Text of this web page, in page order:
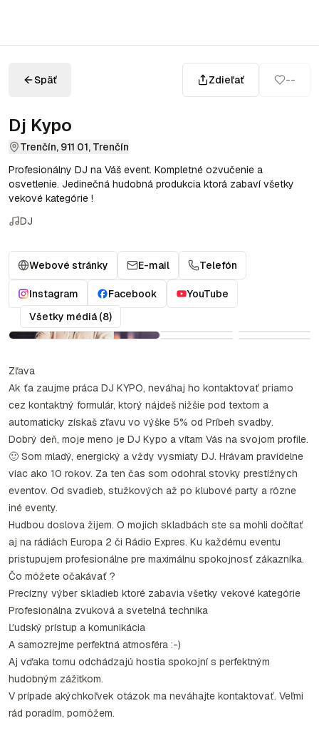
Späť Zdieľať --
Dj Kypo
Trenčín, 911 01, Trenčín
Profesionálny DJ na Váš event. Kompletné ozvučenie a
osvetlenie. Jedinečná hudobná produkcia ktorá zabaví všetky
vekové kategórie !
DJ
Webové stránky E-mail Telefón
Instagram Facebook
YouTube
Všetky médiá (8)
Zľava
Ak ťa zaujme práca DJ KYPO, neváhaj ho kontaktovať priamo
cez kontaktný formulár, ktorý nájdeš nižšie pod textom a
automaticky získaš zľavu vo výške 5% od Príbeh svadby.
Dobrý deň, moje meno je DJ Kypo a vítam Vás na svojom profile.
🙂 Som mladý, energický a vždy vysmiaty DJ. Hrávam pravidelne
viac ako 10 rokov. Za ten čas som odohral stovky prestížnych
eventov. Od svadieb, stužkových až po klubové party a rôzne
iné eventy.
Hudbou doslova žijem. O mojich skladbách ste sa mohli dočítať
aj na rádiách Europa 2 či Rádio Expres. Ku každému eventu
pristupujem profesionálne pre maximálnu spokojnosť zákazníka.
Čo môžete očakávať ?
Precízny výber skladieb ktoré zabavia všetky vekové kategórie
Profesionálna zvuková a svetelná technika
Ľudský prístup a komunikácia
A samozrejme perfektná atmosféra :-)
Aj vďaka tomu odchádzajú hostia spokojní s perfektným
hudobným zážitkom.
V prípade akýchkoľvek otázok ma neváhajte kontaktovať. Veľmi
rád poradím, pomôžem.